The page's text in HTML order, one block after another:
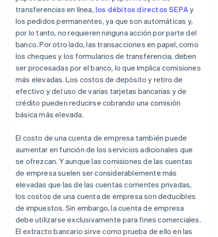
transferencias en línea, los débitos directos SEPAy
los pedidos permanentes, ya que son automáticas y,
por lo tanto, no requieren ninguna acción por parte del
banco. Por otro lado, las transacciones en papel, como
los cheques y los formularios de transferencia, deben
ser procesadas por el banco, lo que implica comisiones
más elevadas. Los costos de depósito y retiro de
efectivo y del uso de varias tarjetas bancarias y de
crédito pueden reducirse cobrando una comisión
básica más elevada.
El costo de una cuenta de empresa también puede
aumentar en función de los servicios adicionales que
se ofrezcan. Y aunque las comisiones de las cuentas
de empresa suelen ser considerablemente más
elevadas que las de las cuentas corrientes privadas,
los costos de una cuenta de empresa son deducibles
de impuestos. Sin embargo, la cuenta de empresa
debe utilizarse exclusivamente para fines comerciales.
El extracto bancario sirve como prueba de ello en las